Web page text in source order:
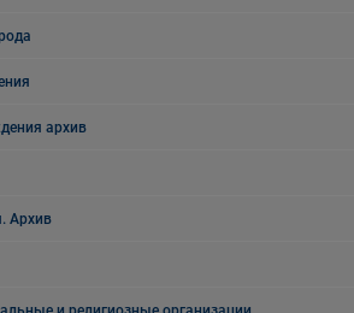
архив
Архив